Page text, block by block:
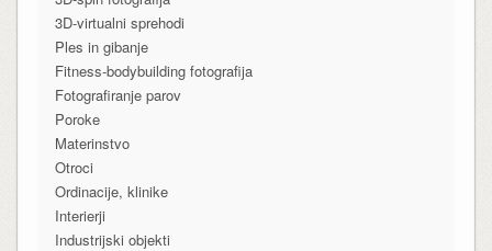
3D-virtualni sprehodi
Ples in gibanje
Fitness-bodybuilding fotografija
Fotografiranje parov
Poroke
Materinstvo
Otroci
Ordinacije, klinike
Interierji
Industrijski objekti